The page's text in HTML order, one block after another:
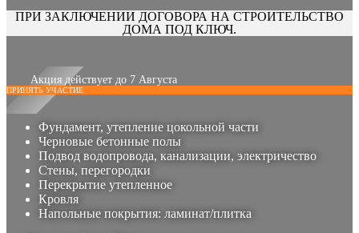
ПРИ ЗАКЛЮЧЕНИИ ДОГОВОРА НА СТРОИТЕЛЬСТВО
ДОМА ПОД КЛЮЧ.
Акция действует до 7 Августа
ПРИНЯТЬ УЧАСТИЕ
Фундамент, утепление цокольной части
Черновые бетонные полы
Подвод водопровода, канализации, электричество
Стены, перегородки
Перекрытие утепленное
Кровля
Напольные покрытия: ламинат/плитка